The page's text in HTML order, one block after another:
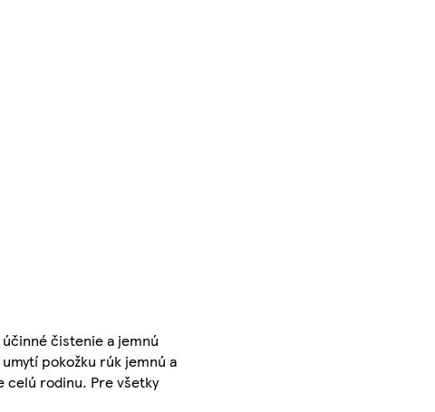
čistenie a jemnú
pokožku rúk jemnú a
celú rodinu. Pre všetky